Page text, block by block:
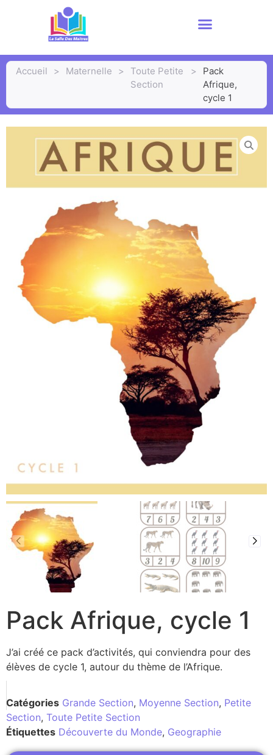
Accueil > Maternelle >
Toute Petite
Section
>
Pack
Afrique,
cycle 1
Pack Afrique, cycle 1
J’ai créé ce pack d’activités, qui conviendra pour des
élèves de cycle 1, autour du thème de l’Afrique.
Catégories Grande Section, Moyenne Section, Petite
Section, Toute Petite Section
Étiquettes Découverte du Monde, Geographie